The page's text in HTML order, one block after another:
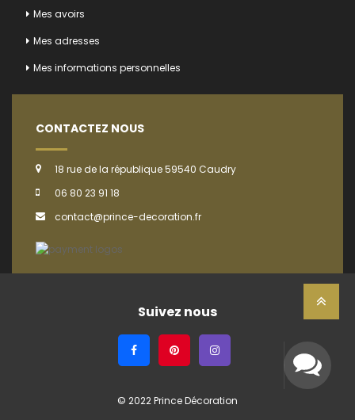
Mes avoirs
Mes adresses
Mes informations personnelles
CONTACTEZ NOUS
18 rue de la république 59540 Caudry
06 80 23 91 18
contact@prince-decoration.fr
Suivez nous
© 2022 Prince Décoration